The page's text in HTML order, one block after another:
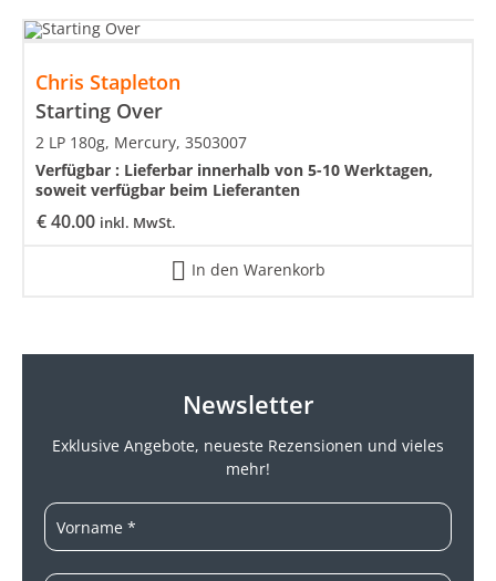
Chris Stapleton
Starting Over
€40.00 inkl. MwSt.
2 LP 180g, Mercury, 3503007
Verfügbar : Lieferbar innerhalb von 5-10 Werktagen,
soweit verfügbar beim Lieferanten
In den Warenkorb
Newsletter
Exklusive Angebote, neueste Rezensionen und vieles
mehr!